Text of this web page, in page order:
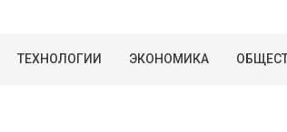
ТЕХНОЛОГИИ ЭКОНОМИКА